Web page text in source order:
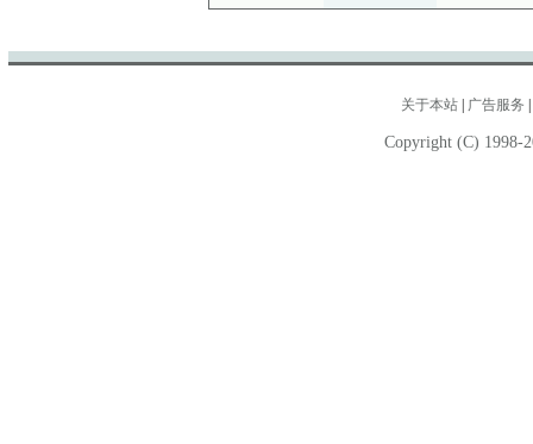
关于本站 广告服务
Copyright (C) 1998-